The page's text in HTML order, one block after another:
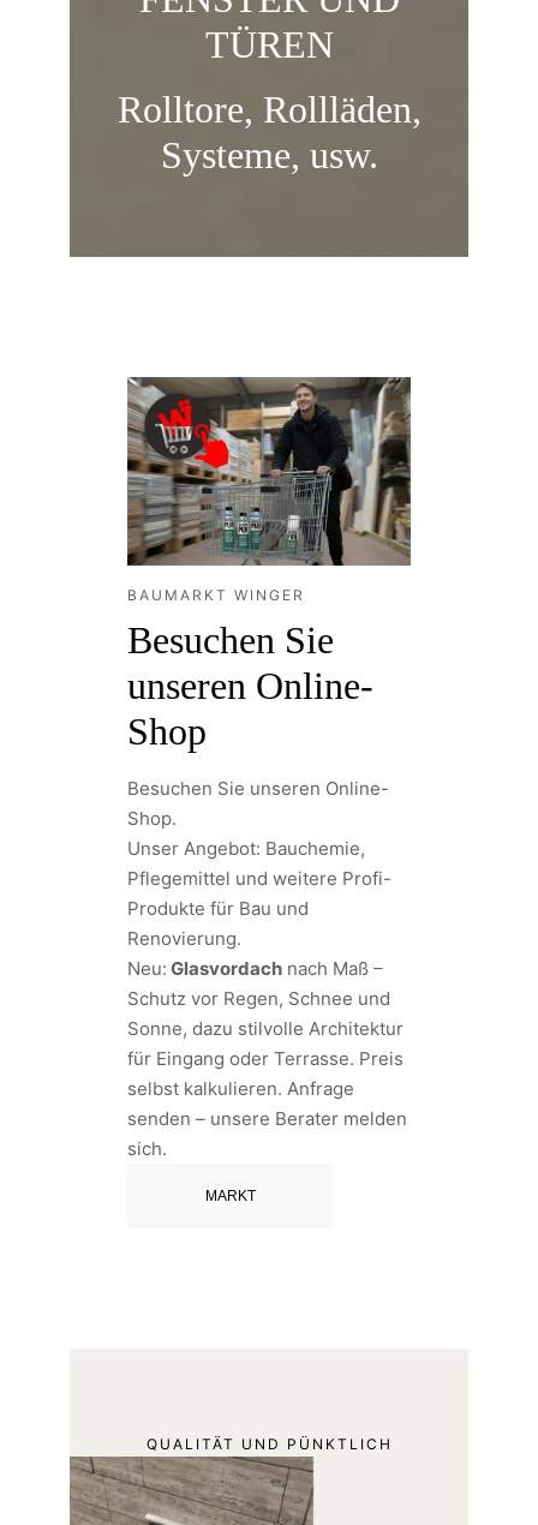
TÜREN
Rolltore, Rollläden,
Systeme, usw.
BAUMARKT WINGER
Besuchen Sie
unseren Online-
Shop
Besuchen Sie unseren Online-
Shop.
Unser Angebot: Bauchemie,
Pflegemittel und weitere Profi-
Produkte für Bau und
Renovierung.
Neu: Glasvordach nach Maß –
Schutz vor Regen, Schnee und
Sonne, dazu stilvolle Architektur
für Eingang oder Terrasse. Preis
selbst kalkulieren. Anfrage
senden – unsere Berater melden
sich.
MARKT
QUALITÄT UND PÜNKTLICH